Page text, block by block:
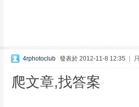
4rphotoclub 發表於 2012-11-8 12:35
爬文章,找答案